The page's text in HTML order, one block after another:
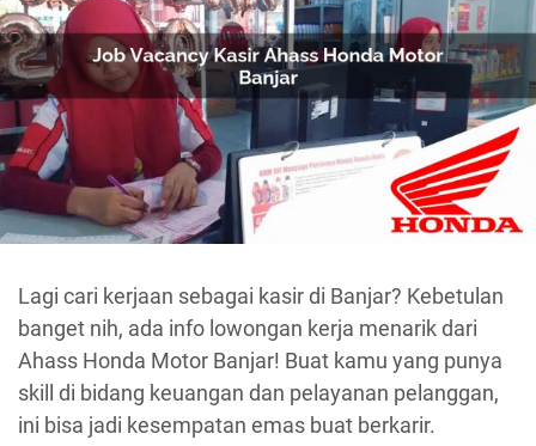
Lagi cari kerjaan sebagai kasir di Banjar? Kebetulan
banget nih, ada info lowongan kerja menarik dari
Ahass Honda Motor Banjar! Buat kamu yang punya
skill di bidang keuangan dan pelayanan pelanggan,
ini bisa jadi kesempatan emas buat berkarir.